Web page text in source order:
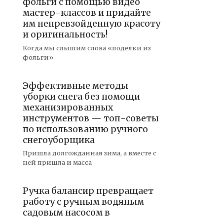
мастер-классов и придайте
им непревзойденную красоту
и оригинальность!
Когда мы слышим слова «поделки из
фольги»
Эффективные методы
уборки снега без помощи
механизированных
инструментов — топ-советы
по использованию ручного
снегоуборщика
Пришла долгожданная зима, а вместе с
ней пришла и масса
Ручка балансир превращает
работу с ручным водяным
садовым насосом в